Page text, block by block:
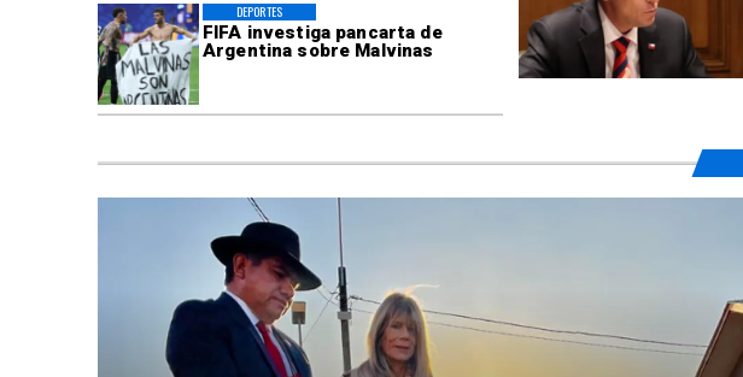
FIFA investiga pancarta de
Argentina sobre Malvinas
DEPORTES